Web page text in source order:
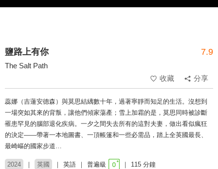
鹽路上有你 7.9
The Salt Path
收藏
分享
蕊娜（吉蓮安德森）與莫思結縭數十年，過著寧靜而知足的生活。沒想到
一場突如其來的背叛，讓他們傾家蕩產；雪上加霜的是，莫思同時被診斷
罹患罕見的腦部退化疾病。一夕之間失去所有的這對夫妻，做出看似瘋狂
的決定——帶著一本地圖書、一頂帳篷和一些必需品，踏上全英國最長、
最崎嶇的國家步道…
2024 英國 英語 普遍級 115 分鐘